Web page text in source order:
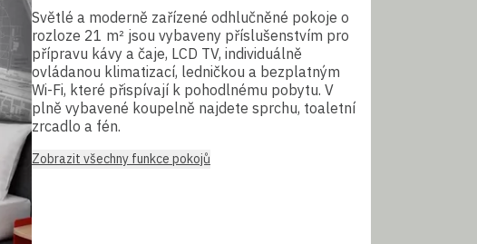
Světlé a moderně zařízené odhlučněné pokoje o
rozloze 21 m² jsou vybaveny příslušenstvím pro
přípravu kávy a čaje, LCD TV, individuálně
ovládanou klimatizací, ledničkou a bezplatným
Wi-Fi, které přispívají k pohodlnému pobytu. V
plně vybavené koupelně najdete sprchu, toaletní
zrcadlo a fén.
Zobrazit všechny funkce pokojů